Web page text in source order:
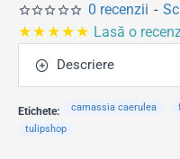
0 recenzii -
★★★★★ Lasă o
Descriere
Etichete: camassia caerulea
tulipshop